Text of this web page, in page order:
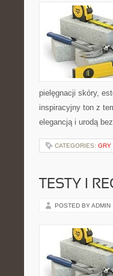
pielęgnacji skóry,
inspiracyjny ton z
elegancją i urodą
CATEGORIES: GRY
TESTY I
POSTED BY ADMIN